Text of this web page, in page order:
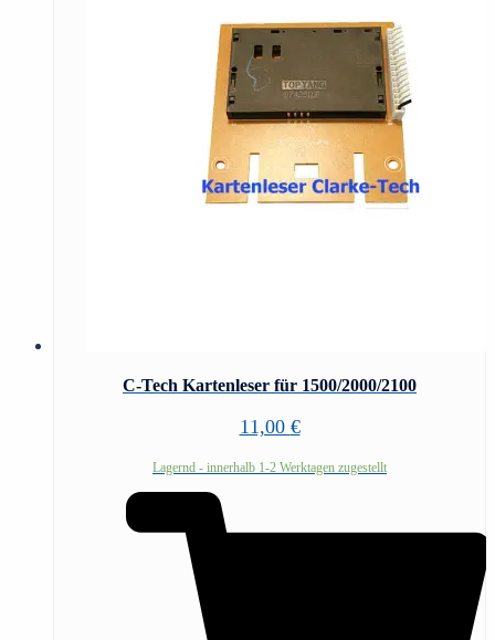
C-Tech Kartenleser für 1500/2000/2100
11,00 €
Lagernd - innerhalb 1-2 Werktagen zugestellt